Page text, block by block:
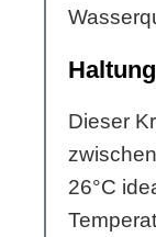
Dieser
26°C